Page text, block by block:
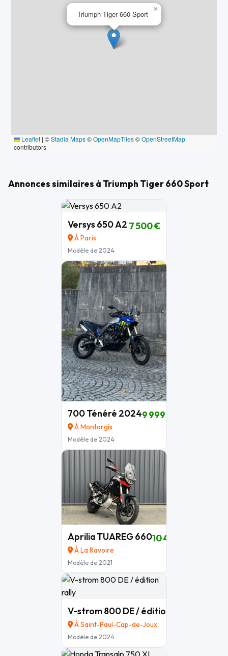
OPTIONS ET ÉQUIPEMENTS :
Autres équipements et informations :
- Classe Crit'air : 1
Triumph Tiger 660 Sport
×
Leaflet | ©Stadia Maps©OpenMapTiles©OpenStreetMap
contributors
Annonces similaires à Triumph Tiger 660 Sport
Versys 650 A2
À Paris
Modèle de 2024
7 500 €
700 Ténéré 2024
À Montargis
Modèle de 2024
9 999 €
Aprilia TUAREG 660
À La Ravoire
Modèle de 2021
10 490 €
V-strom 800 DE / édition rally
À Saint-Paul-Cap-de-Joux
Modèle de 2024